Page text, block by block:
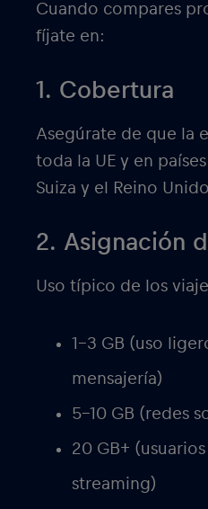
Cuando compares
fíjate en:
1. Cobertura
Asegúrate de que la
toda la UE y en
Suiza y el Reino
2. Asignación
Uso típico de los
1-3 GB (uso
mensajería)
5-10 GB (redes
20 GB+
streaming)